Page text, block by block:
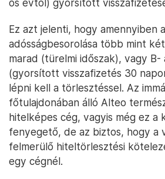
ös évtől) gyorsított
Ez azt jelenti, hogy amennyiben
adósságbesorolása több mint
marad (türelmi időszak), vagy B-
(gyorsított visszafizetés 30
lépni kell a törlesztéssel. Az
főtulajdonában álló Alteo
hitelképes cég, vagyis még ez a
fenyegető, de az biztos, hogy a
felmerülő hiteltörlesztési
egy cégnél.